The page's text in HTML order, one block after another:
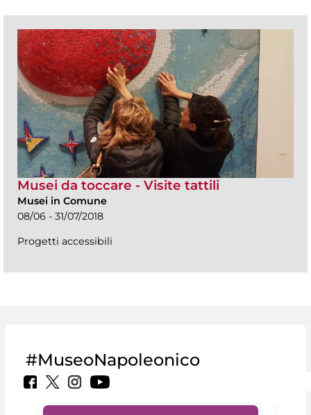
Musei da toccare - Visite tattili
Musei in Comune
08/06 - 31/07/2018
Progetti accessibili
#MuseoNapoleonico